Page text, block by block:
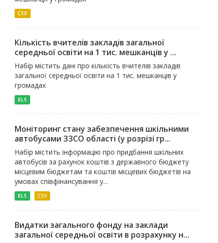
CSV
Кількість вчителів закладів загальної
середньої освіти на 1 тис. мешканців у ...
Набір містить дані про кількість вчителів закладів
загальної середньої освіти на 1 тис. мешканців у
громадах
XLS
Моніторинг стану забезпечення шкільними
автобусами ЗЗСО області (у розрізі гр...
Набір містить інформацію про придбання шкільних
автобусів за рахунок коштів з державного бюджету
місцевим бюджетам та коштів місцевих бюджетів на
умовах співфінансування у...
XLS CSV
Видатки загального фонду на заклади
загальної середньої освіти в розрахунку н...